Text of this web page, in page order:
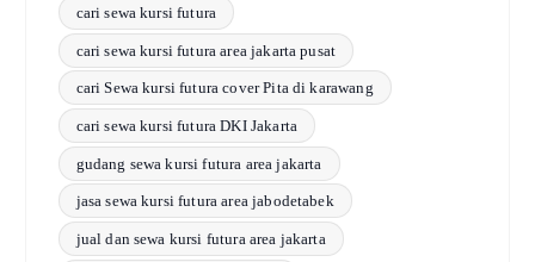
cari sewa kursi futura
cari sewa kursi futura area jakarta pusat
cari Sewa kursi futura cover Pita di karawang
cari sewa kursi futura DKI Jakarta
gudang sewa kursi futura area jakarta
jasa sewa kursi futura area jabodetabek
jual dan sewa kursi futura area jakarta